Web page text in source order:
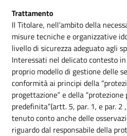
Trattamento
Il Titolare, nell’ambito della
misure tecniche e organizzative
livello di sicurezza adeguato agli
Interessati nel delicato contesto
proprio modello di gestione delle
conformità ai principi della
progettazione” e della
predefinita”(artt. 5, par. 1, e par. 2
tenuto conto anche delle
riguardo dal responsabile della